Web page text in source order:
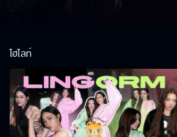
ไฮไลท์